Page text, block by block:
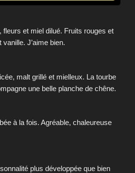
fleurs et miel dilué. Fruits rouges et
J’aime bien.
malt grillé et mielleux. La tourbe
une belle planche de chêne.
à la fois. Agréable, chaleureuse
plus développée que bien